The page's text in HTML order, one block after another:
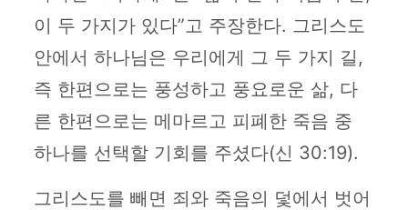
이 두 가지가 있다”고 주장한다. 그리스도
안에서 하나님은 우리에게 그 두 가지 길,
즉 한편으로는 풍성하고 풍요로운 삶, 다
른 한편으로는 메마르고 피폐한 죽음 중
하나를 선택할 기회를 주셨다(신 30:19).
그리스도를 빼면 죄와 죽음의 덫에서 벗어